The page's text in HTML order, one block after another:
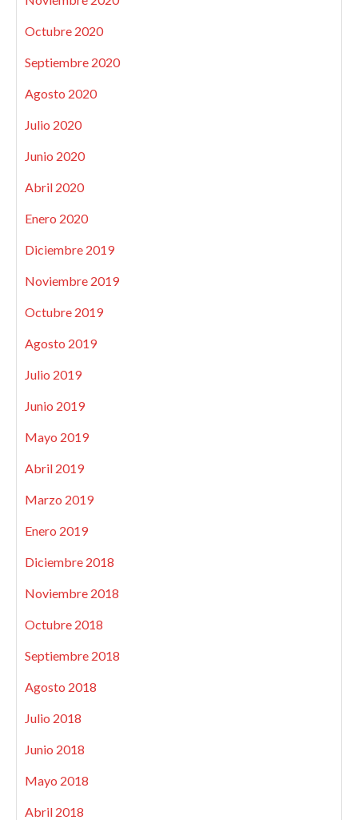
Octubre 2020
Septiembre 2020
Agosto 2020
Julio 2020
Junio 2020
Abril 2020
Enero 2020
Diciembre 2019
Noviembre 2019
Octubre 2019
Agosto 2019
Julio 2019
Junio 2019
Mayo 2019
Abril 2019
Marzo 2019
Enero 2019
Diciembre 2018
Noviembre 2018
Octubre 2018
Septiembre 2018
Agosto 2018
Julio 2018
Junio 2018
Mayo 2018
Abril 2018